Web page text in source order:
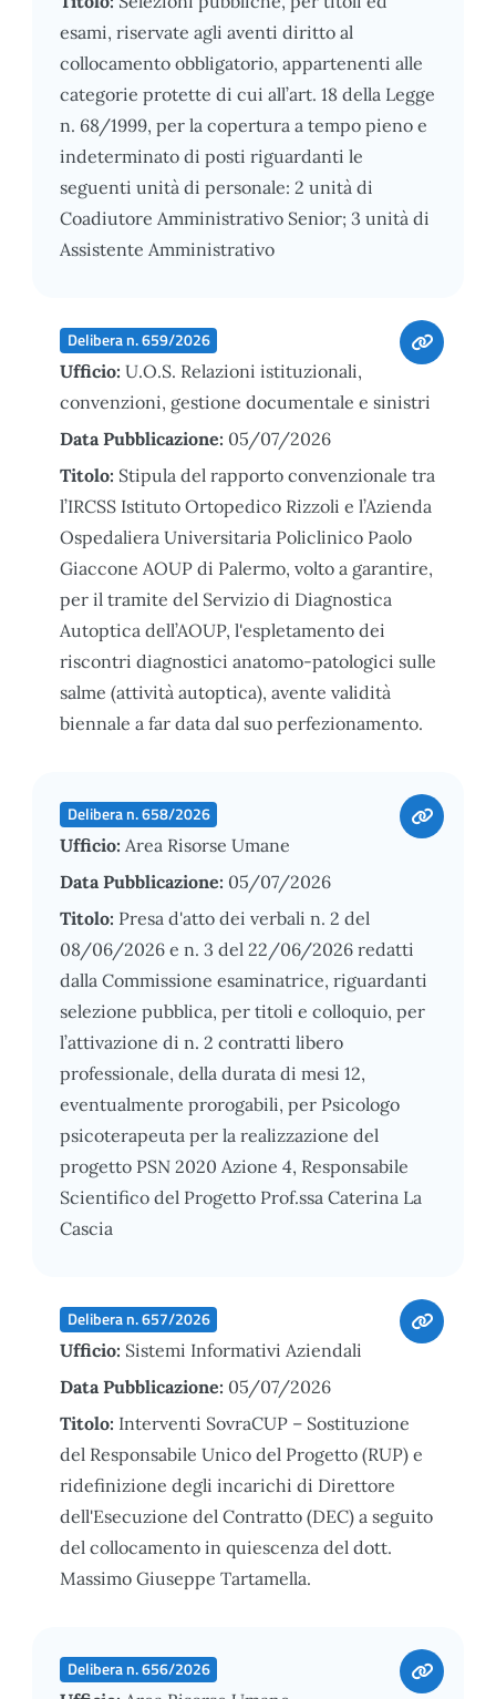
esami, riservate agli aventi diritto al
collocamento obbligatorio, appartenenti alle
categorie protette di cui all’art. 18 della Legge
n. 68/1999, per la copertura a tempo pieno e
indeterminato di posti riguardanti le
seguenti unità di personale: 2 unità di
Coadiutore Amministrativo Senior; 3 unità di
Assistente Amministrativo
Delibera n. 659/2026
Ufficio: U.O.S. Relazioni istituzionali,
convenzioni, gestione documentale e sinistri
Data Pubblicazione: 05/07/2026
Titolo: Stipula del rapporto convenzionale tra
l’IRCSS Istituto Ortopedico Rizzoli e l’Azienda
Ospedaliera Universitaria Policlinico Paolo
Giaccone AOUP di Palermo, volto a garantire,
per il tramite del Servizio di Diagnostica
Autoptica dell’AOUP, l'espletamento dei
riscontri diagnostici anatomo-patologici sulle
salme (attività autoptica), avente validità
biennale a far data dal suo perfezionamento.
Delibera n. 658/2026
Ufficio: Area Risorse Umane
Data Pubblicazione: 05/07/2026
Titolo: Presa d'atto dei verbali n. 2 del
08/06/2026 e n. 3 del 22/06/2026 redatti
dalla Commissione esaminatrice, riguardanti
selezione pubblica, per titoli e colloquio, per
l’attivazione di n. 2 contratti libero
professionale, della durata di mesi 12,
eventualmente prorogabili, per Psicologo
psicoterapeuta per la realizzazione del
progetto PSN 2020 Azione 4, Responsabile
Scientifico del Progetto Prof.ssa Caterina La
Cascia
Delibera n. 657/2026
Ufficio: Sistemi Informativi Aziendali
Data Pubblicazione: 05/07/2026
Titolo: Interventi SovraCUP – Sostituzione
del Responsabile Unico del Progetto (RUP) e
ridefinizione degli incarichi di Direttore
dell'Esecuzione del Contratto (DEC) a seguito
del collocamento in quiescenza del dott.
Massimo Giuseppe Tartamella.
Delibera n. 656/2026